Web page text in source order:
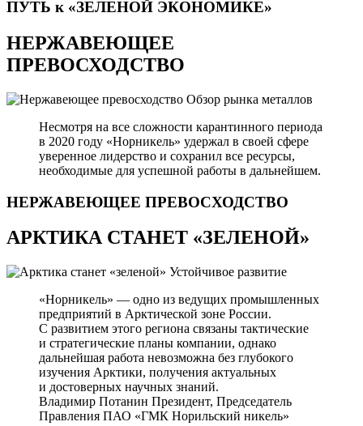
ПУТЬ к «ЗЕЛЕНОЙ ЭКОНОМИКЕ»
НЕРЖАВЕЮЩЕЕ
ПРЕВОСХОДСТВО
Обзор рынка металлов
Несмотря на все сложности карантинного периода
в 2020 году «Норникель» удержал в своей сфере
уверенное лидерство и сохранил все ресурсы,
необходимые для успешной работы в дальнейшем.
НЕРЖАВЕЮЩЕЕ ПРЕВОСХОДСТВО
АРКТИКА СТАНЕТ «ЗЕЛЕНОЙ»
Устойчивое развитие
«Норникель» — одно из ведущих промышленных
предприятий в Арктической зоне России.
С развитием этого региона связаны тактические
и стратегические планы компании, однако
дальнейшая работа невозможна без глубокого
изучения Арктики, получения актуальных
и достоверных научных знаний.
Владимир Потанин Президент, Председатель
Правления ПАО «ГМК Норильский никель»